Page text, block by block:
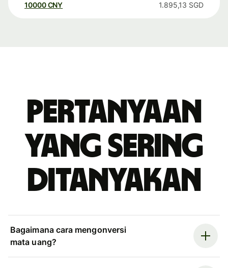
10000 CNY 1.895,13 SGD
Pertanyaan
yang sering
ditanyakan
Bagaimana cara mengonversi
mata uang?